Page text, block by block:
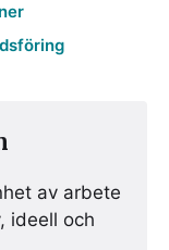
av arbete
ideell och